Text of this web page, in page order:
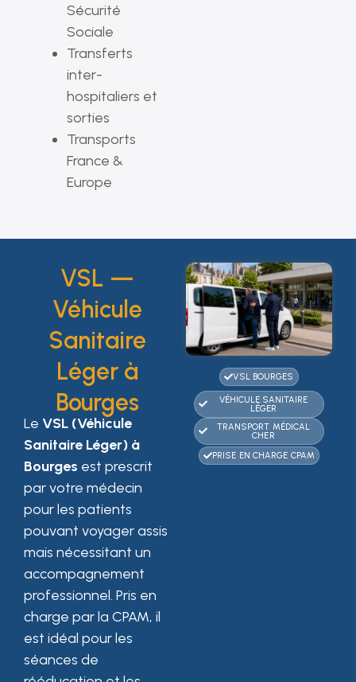
Sécurité
Sociale
Transferts
inter-
hospitaliers et
sorties
Transports
France &
Europe
VSL —
Véhicule
Sanitaire
Léger à
Bourges
Le VSL (Véhicule
Sanitaire Léger) à
Bourges est prescrit
par votre médecin
pour les patients
pouvant voyager assis
mais nécessitant un
accompagnement
professionnel. Pris en
charge par la CPAM, il
est idéal pour les
séances de
VSL BOURGES
VÉHICULE SANITAIRE
LÉGER
TRANSPORT MÉDICAL
CHER
PRISE EN CHARGE CPAM